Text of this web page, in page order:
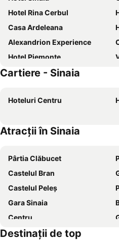
Hotel Rina Cerbul
Casa Ardeleana
Alexandrion Experience
Hotel Piemonte
Hotel Smart
Hotel Carpathia
Hotel Alexandros Busteni
Hotel Palace
Hotel Riviera
Elexus Predeal
Hotel Marasesti
Hotel Tantzi
Lucy
Cartiere - Sinaia
Hoteluri Centru
Atracții în Sinaia
Pârtia Clăbucet
Castelul Bran
Castelul Peleș
Gara Sinaia
Centru
Peștera Ialomicioara
Destinaţii de top